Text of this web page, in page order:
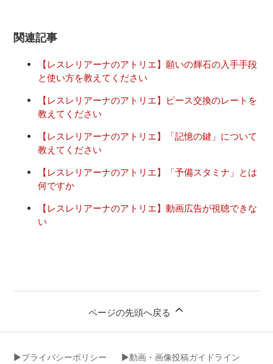
関連記事
【レスレリアーナのアトリエ】願いの輝石の入手手段
と使い方を教えてください
【レスレリアーナのアトリエ】ピース交換のレートを
教えてください
【レスレリアーナのアトリエ】「記憶の鍵」について
教えてください
【レスレリアーナのアトリエ】「予備スタミナ」とは
何ですか
【レスレリアーナのアトリエ】動画広告が視聴できな
い
ページの先頭へ戻る
▶︎プライバシーポリシー ▶︎動画・画像投稿ガイドライン